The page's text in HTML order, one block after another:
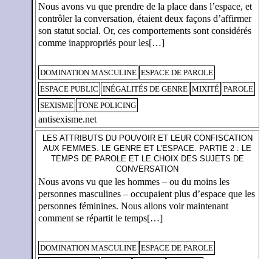
Nous avons vu que prendre de la place dans l’espace, et
contrôler la conversation, étaient deux façons d’affirmer
son statut social. Or, ces comportements sont considérés
comme inappropriés pour les[…]
DOMINATION MASCULINE ESPACE DE PAROLE
ESPACE PUBLIC INÉGALITÉS DE GENRE MIXITÉ PAROLE
SEXISME TONE POLICING
antisexisme.net
LES ATTRIBUTS DU POUVOIR ET LEUR CONFISCATION
AUX FEMMES. LE GENRE ET L’ESPACE. PARTIE 2 : LE
TEMPS DE PAROLE ET LE CHOIX DES SUJETS DE
CONVERSATION
Nous avons vu que les hommes – ou du moins les
personnes masculines – occupaient plus d’espace que les
personnes féminines. Nous allons voir maintenant
comment se répartit le temps[…]
DOMINATION MASCULINE ESPACE DE PAROLE